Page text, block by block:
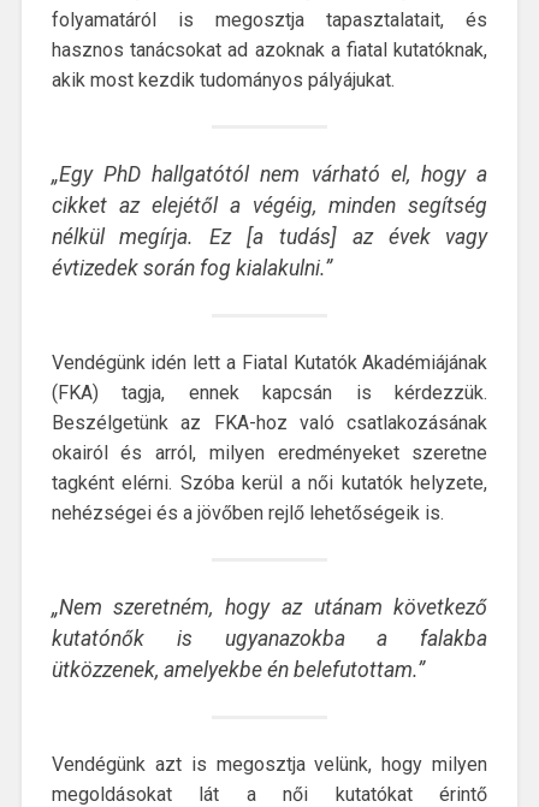
folyamatáról is megosztja tapasztalatait, és
hasznos tanácsokat ad azoknak a fiatal kutatóknak,
akik most kezdik tudományos pályájukat.
„Egy PhD hallgatótól nem várható el, hogy a
cikket az elejétől a végéig, minden segítség
nélkül megírja. Ez [a tudás] az évek vagy
évtizedek során fog kialakulni.”
Vendégünk idén lett a Fiatal Kutatók Akadémiájának
(FKA) tagja, ennek kapcsán is kérdezzük.
Beszélgetünk az FKA-hoz való csatlakozásának
okairól és arról, milyen eredményeket szeretne
tagként elérni. Szóba kerül a női kutatók helyzete,
nehézségei és a jövőben rejlő lehetőségeik is.
„Nem szeretném, hogy az utánam következő
kutatónők is ugyanazokba a falakba
ütközzenek, amelyekbe én belefutottam.”
Vendégünk azt is megosztja velünk, hogy milyen
megoldásokat lát a női kutatókat érintő